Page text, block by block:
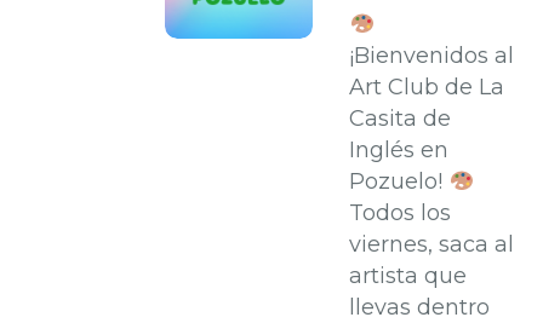
¡Bienvenidos al
Art Club de La
Casita de
Inglés en
Pozuelo!
Todos los
viernes, saca al
artista que
llevas dentro